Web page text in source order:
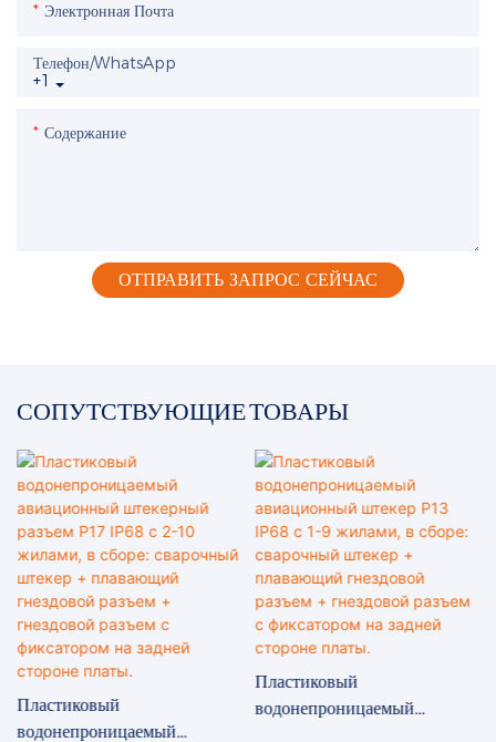
Электронная Почта
+1
Телефон/WhatsApp
Содержание
ОТПРАВИТЬ ЗАПРОС СЕЙЧАС
СОПУТСТВУЮЩИЕ ТОВАРЫ
Пластиковый
водонепроницаемый
Пластиковый
водонепроницаемый